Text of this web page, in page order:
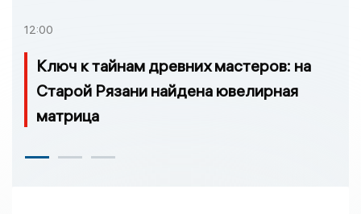
12:00
Ключ к тайнам древних мастеров: на
Старой Рязани найдена ювелирная
матрица